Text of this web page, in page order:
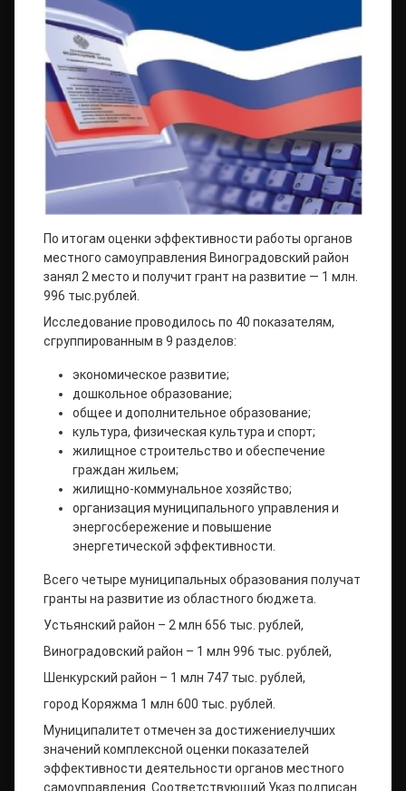
По итогам оценки эффективности работы органов
местного самоуправления Виноградовский район
занял 2 место и получит грант на развитие — 1 млн.
996 тыс.рублей.
Исследование проводилось по 40 показателям,
сгруппированным в 9 разделов:
экономическое развитие;
дошкольное образование;
общее и дополнительное образование;
культура, физическая культура и спорт;
жилищное строительство и обеспечение
граждан жильем;
жилищно-коммунальное хозяйство;
организация муниципального управления и
энергосбережение и повышение
энергетической эффективности.
Всего четыре муниципальных образования получат
гранты на развитие из областного бюджета.
Устьянский район – 2 млн 656 тыс. рублей,
Виноградовский район – 1 млн 996 тыс. рублей,
Шенкурский район – 1 млн 747 тыс. рублей,
город Коряжма 1 млн 600 тыс. рублей.
Муниципалитет отмечен за достижениелучших
значений комплексной оценки показателей
эффективности деятельности органов местного
самоуправления. Соответствующий Указ подписан